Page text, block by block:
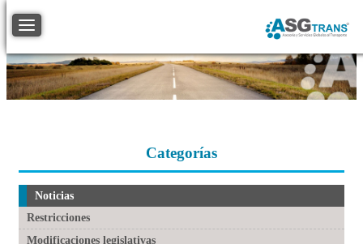
Toggle navigation
Categorías
Noticias
Restricciones
Modificaciones legislativas